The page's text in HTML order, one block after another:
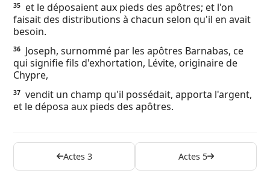
35
et le déposaient aux pieds des apôtres; et l'on
faisait des distributions à chacun selon qu'il en avait
besoin.
36
Joseph, surnommé par les apôtres Barnabas, ce
qui signifie fils d'exhortation, Lévite, originaire de
Chypre,
37 vendit un champ qu'il possédait, apporta l'argent,
et le déposa aux pieds des apôtres.
Actes 3 Actes 5